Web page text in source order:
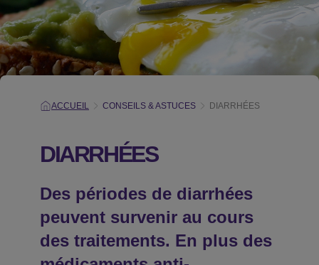
ACCUEIL CONSEILS & ASTUCES DIARRHÉES
DIARRHÉES
Des périodes de diarrhées
peuvent survenir au cours
des traitements. En plus des